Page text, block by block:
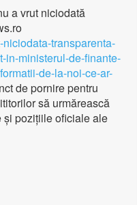
a vrut niciodată
transparenta-
in-ministerul-de-finante-
de-la-noi-ce-ar-
de pornire pentru
să urmărească
pozițiile oficiale ale